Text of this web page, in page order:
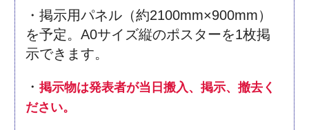
・掲示用パネル（約2100mm×900mm）
を予定。A0サイズ縦のポスターを1枚掲
示できます。
・掲示物は発表者が当日搬入、掲示、撤去く
ださい。